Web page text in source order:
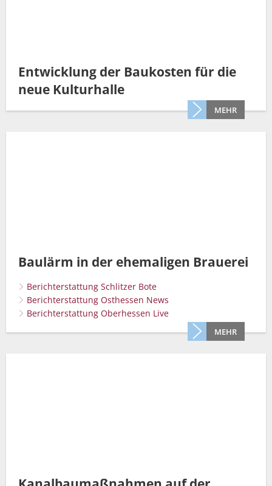
Entwicklung der Baukosten für die
neue Kulturhalle
MEHR
Baulärm in der ehemaligen Brauerei
Berichterstattung Schlitzer Bote
Berichterstattung Osthessen News
Berichterstattung Oberhessen Live
MEHR